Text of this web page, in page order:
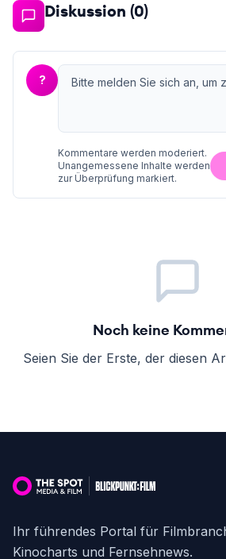
Diskussion (0)
?
Kommentare werden moderiert.
Unangemessene Inhalte werden
zur Überprüfung markiert.
Noch keine
Seien Sie der Erste, der diesen
Ihr führendes Portal für
Kinocharts und Fernsehnews.